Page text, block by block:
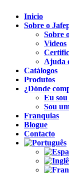
Inicio
Sobre o
Sobre
Videos
Ajuda
Catálogos
Produtos
¿Dónde
Eu
Sou
Franquias
Blogue
Contacto